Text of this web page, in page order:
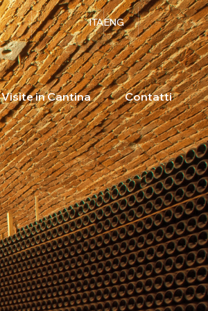
ITAENG
Visite in Cantina Contatti